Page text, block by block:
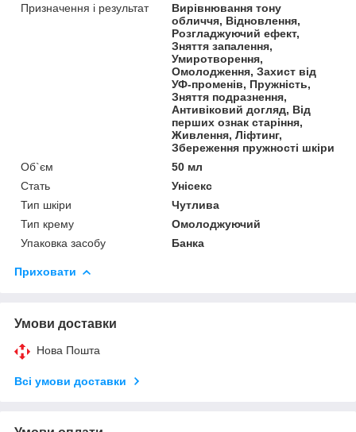
Призначення і результат
Вирівнювання тону
обличчя, Відновлення,
Розгладжуючий ефект,
Зняття запалення,
Умиротворення,
Омолодження, Захист від
УФ-променів, Пружність,
Зняття подразнення,
Антивіковий догляд, Від
перших ознак старіння,
Живлення, Ліфтинг,
Збереження пружності шкіри
Об`єм
50 мл
Стать
Унісекс
Тип шкіри
Чутлива
Тип крему
Омолоджуючий
Упаковка засобу
Банка
Приховати
Умови доставки
Нова Пошта
Всі умови доставки